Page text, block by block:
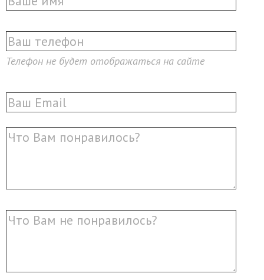
Телефон не будет отображаться на сайте